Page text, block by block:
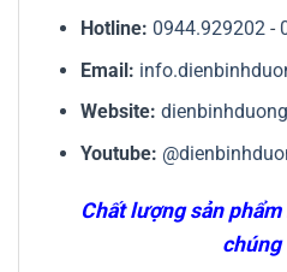
Hotline: 0944.929202-
Email:
Website:
Youtube:
Chất lượng sản
chúng